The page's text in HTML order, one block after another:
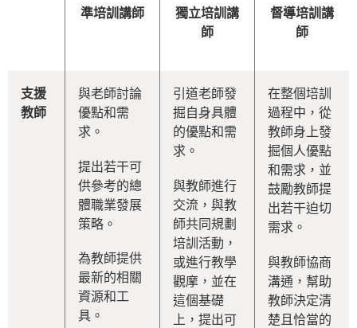
準培訓講師
獨立培訓講
師
督導培訓講
師
支援
教師
與老師討論
優點和需
求。
提出若干可
供參考的總
體職業發展
策略。
為教師提供
最新的相關
資源和工
具。
引道老師發
掘自身具體
的優點和需
求。
與教師進行
交流，與教
師共同規劃
培訓活動，
或進行教學
觀摩，並在
這個基礎
上，提出可
在整個培訓
過程中，從
教師身上發
掘個人優點
和需求，並
鼓勵教師提
出若干迫切
需求。
與教師協商
溝通，幫助
教師決定清
楚且恰當的